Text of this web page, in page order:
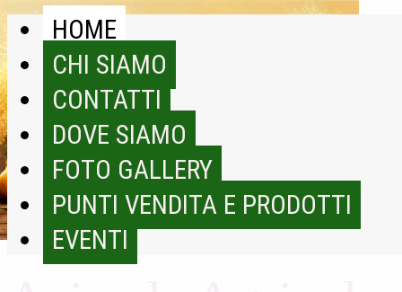
HOME
CHI SIAMO
CONTATTI
DOVE SIAMO
FOTO GALLERY
PUNTI VENDITA E PRODOTTI
EVENTI